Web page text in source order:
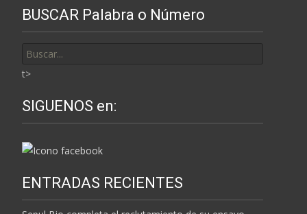
BUSCAR Palabra o Número
por:
t>
SIGUENOS en:
ENTRADAS RECIENTES